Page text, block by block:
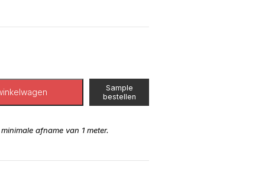
Sample
bestellen
afname van 1 meter.